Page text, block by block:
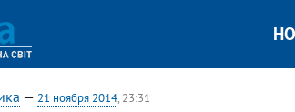
— 21 ноября 2014, 23:31